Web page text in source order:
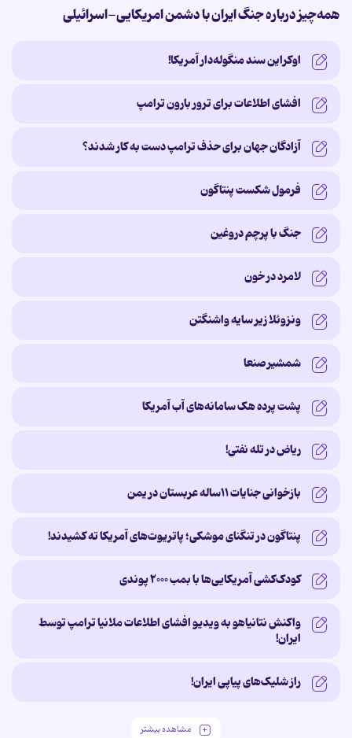
همه‌چیز درباره جنگ ایران با دشمن امریکایی-اسرائیلی
اوکراین سند منگوله‌دار آمریکا!
افشای اطلاعات برای ترور بارون ترامپ
آزادگان جهان برای حذف ترامپ دست به کار شدند؟
فرمول شکست پنتاگون
جنگ با پرچم دروغین
لامرد در خون
ونزوئلا زیر سایه‌ واشنگتن
شمشیر صنعا
پشت پرده‌ هک سامانه‌های آب آمریکا
ریاض در تله نفتی!
بازخوانی جنایات ۱۱ساله‌ عربستان در یمن
پنتاگون در تنگنای موشکی؛ پاتریوت‌های آمریکا ته کشیدند!
کودک‌کشی آمریکایی‌ها با بمب ۲۰۰۰ پوندی
واکنش نتانیاهو به ویدیو افشای اطلاعات ملانیا ترامپ توسط
ایران!
راز شلیک‌های پیاپی ایران!
مشاهده بیشتر